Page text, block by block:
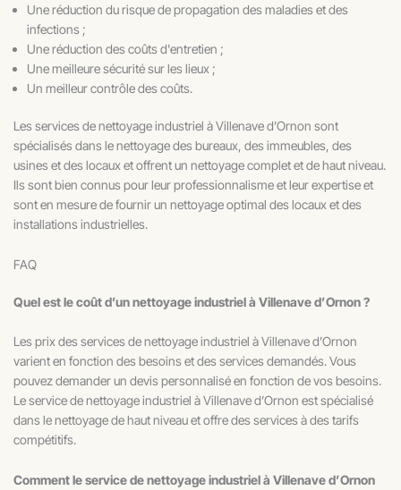
Une réduction du risque de propagation des maladies et des
infections ;
Une réduction des coûts d'entretien ;
Une meilleure sécurité sur les lieux ;
Un meilleur contrôle des coûts.
Les services de nettoyage industriel à Villenave d’Ornon sont
spécialisés dans le nettoyage des bureaux, des immeubles, des
usines et des locaux et offrent un nettoyage complet et de haut niveau.
Ils sont bien connus pour leur professionnalisme et leur expertise et
sont en mesure de fournir un nettoyage optimal des locaux et des
installations industrielles.
FAQ
Quel est le coût d’un nettoyage industriel à Villenave d’Ornon ?
Les prix des services de nettoyage industriel à Villenave d’Ornon
varient en fonction des besoins et des services demandés. Vous
pouvez demander un devis personnalisé en fonction de vos besoins.
Le service de nettoyage industriel à Villenave d’Ornon est spécialisé
dans le nettoyage de haut niveau et offre des services à des tarifs
compétitifs.
Comment le service de nettoyage industriel à Villenave d’Ornon